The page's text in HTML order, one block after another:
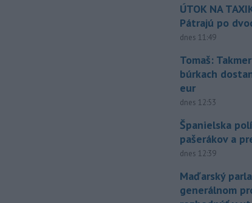
ÚTOK NA
Pátrajú po
dnes 11:49
Tomaš:
búrkach
eur
dnes 12:53
Španielska
pašerákov a
dnes 12:39
Maďarský
generálnom